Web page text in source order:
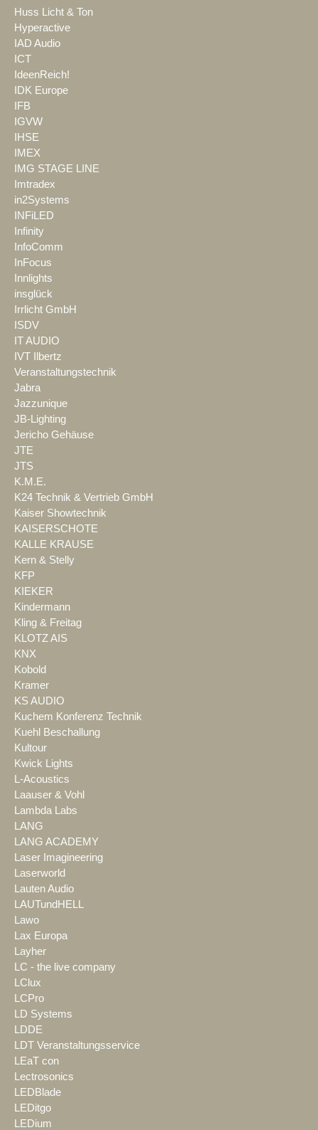
Huss Licht & Ton
Hyperactive
IAD Audio
ICT
IdeenReich!
IDK Europe
IFB
IGVW
IHSE
IMEX
IMG STAGE LINE
Imtradex
in2Systems
INFiLED
Infinity
InfoComm
InFocus
Innlights
insglück
Irrlicht GmbH
ISDV
IT AUDIO
IVT Ilbertz
Veranstaltungstechnik
Jabra
Jazzunique
JB-Lighting
Jericho Gehäuse
JTE
JTS
K.M.E.
K24 Technik & Vertrieb GmbH
Kaiser Showtechnik
KAISERSCHOTE
KALLE KRAUSE
Kern & Stelly
KFP
KIEKER
Kindermann
Kling & Freitag
KLOTZ AIS
KNX
Kobold
Kramer
KS AUDIO
Kuchem Konferenz Technik
Kuehl Beschallung
Kultour
Kwick Lights
L-Acoustics
Laauser & Vohl
Lambda Labs
LANG
LANG ACADEMY
Laser Imagineering
Laserworld
Lauten Audio
LAUTundHELL
Lawo
Lax Europa
Layher
LC - the live company
LClux
LCPro
LD Systems
LDDE
LDT Veranstaltungsservice
LEaT con
Lectrosonics
LEDBlade
LEDitgo
LEDium